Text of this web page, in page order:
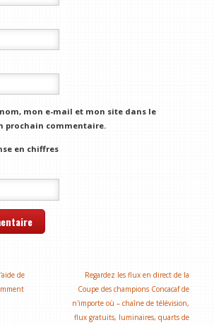
mon e-mail et mon site dans le
prochain commentaire.
en chiffres
de
Regardez les flux en direct de la
Coupe des champions Concacaf de
n'importe où – chaîne de télévision,
flux gratuits, luminaires, quarts de